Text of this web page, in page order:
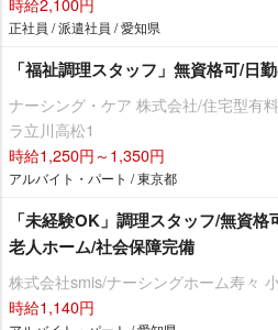
正社員 / 派遣社員 / 愛知県
「福祉調理スタッフ」無資格可/日
ナーシング・ケア 株式会社/住宅型有
ラ立川高松1
時給1,250円～1,350円
アルバイト・パート / 東京都
「未経験OK」調理スタッフ/無資
老人ホーム/社会保障完備
株式会社smis/ナーシングホーム寿々
時給1,140円